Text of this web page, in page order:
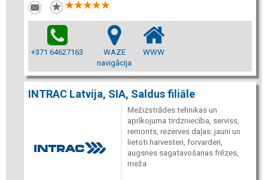
+371 64627163
WAZE
navigācija
WWW
INTRAC Latvija, SIA, Saldus filiāle
Mežizstrādes tehnikas un
aprīkojuma tirdzniecība, serviss,
remonts, rezerves daļas: jauni un
lietoti harvesteri, forvarderi,
augsnes sagatavošanas frēzes,
meža